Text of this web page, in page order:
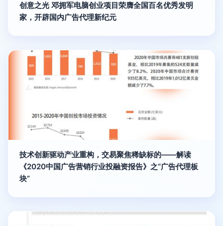
创意之光 邓拥军电脑创业项目荣膺全国百名优秀发明
家，开辟国内广告代理新纪元
技术创新驱动产业重构，交易聚焦稀缺标的——解读
《2020中国广告营销行业投融资报告》之“广告代理板
块”